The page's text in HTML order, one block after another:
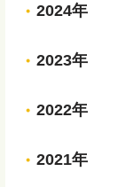
2024年
2023年
2022年
2021年